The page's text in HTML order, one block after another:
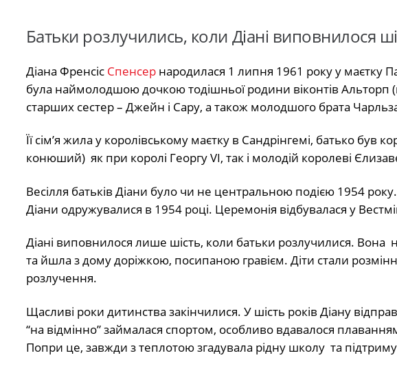
Батьки розлучились, коли Діані виповнилося
Діана Френсіс Спенсернародилася 1 липня 1961 року у маєтку
була наймолодшою дочкою тодішньої родини віконтів
старших сестер – Джейн і Сару, а також молодшого брата
Її сім’я жила у королівському маєтку в Сандрінгемі, батько
конюший) як при королі Георгу VI, так і молодій королеві
Весілля батьків Діани було чи не центральною подією 1954
Діани одружувалися в 1954 році. Церемонія відбувалася у
Діані виповнилося лише шість, коли батьки розлучилися. Вона
та йшла з дому доріжкою, посипаною гравієм. Діти стали
розлучення.
Щасливі роки дитинства закінчилися. У шість років Діану
“на відмінно” займалася спортом, особливо вдавалося
Попри це, завжди з теплотою згадувала рідну школу та